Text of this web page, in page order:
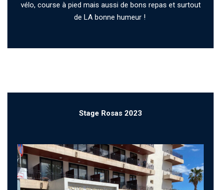
vélo, course à pied mais aussi de bons repas et surtout
de LA bonne humeur !
Stage Rosas 2023